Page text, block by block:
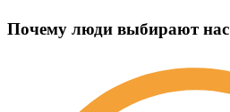
Почему люди выбирают нас